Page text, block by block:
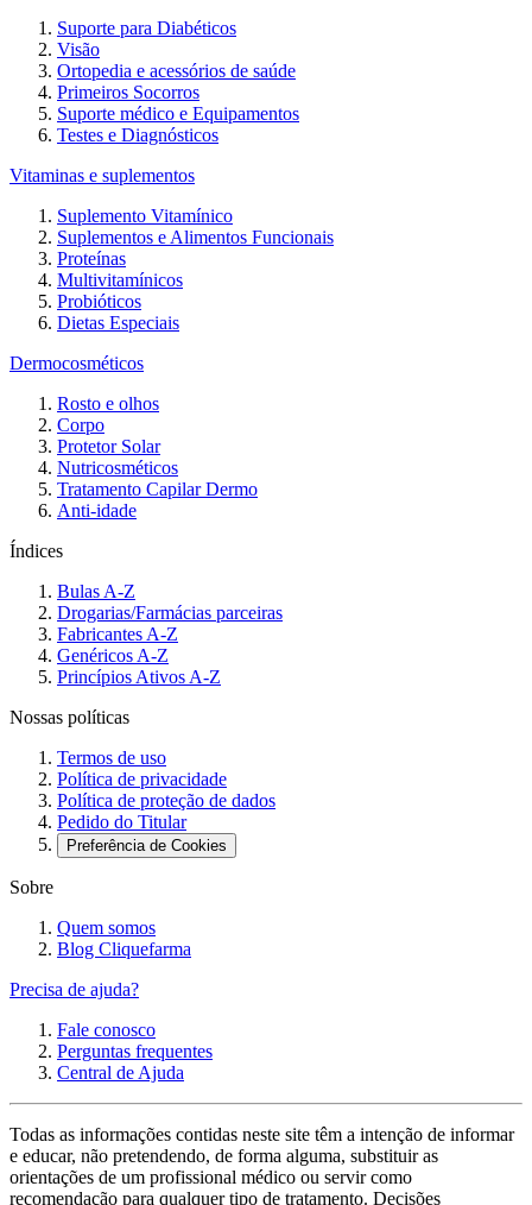
Suporte para Diabéticos
Visão
Ortopedia e acessórios de saúde
Primeiros Socorros
Suporte médico e Equipamentos
Testes e Diagnósticos
Vitaminas e suplementos
Suplemento Vitamínico
Suplementos e Alimentos Funcionais
Proteínas
Multivitamínicos
Probióticos
Dietas Especiais
Dermocosméticos
Rosto e olhos
Corpo
Protetor Solar
Nutricosméticos
Tratamento Capilar Dermo
Anti-idade
Índices
Bulas A-Z
Drogarias/Farmácias parceiras
Fabricantes A-Z
Genéricos A-Z
Princípios Ativos A-Z
Nossas políticas
Termos de uso
Política de privacidade
Política de proteção de dados
Pedido do Titular
Preferência de Cookies
Sobre
Quem somos
Blog Cliquefarma
Precisa de ajuda?
Fale conosco
Perguntas frequentes
Central de Ajuda
Todas as informações contidas neste site têm a intenção de informar
e educar, não pretendendo, de forma alguma, substituir as
orientações de um profissional médico ou servir como
recomendação para qualquer tipo de tratamento. Decisões